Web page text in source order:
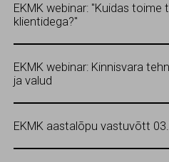
EKMK webinar: "Kuidas toime
klientidega?"
EKMK webinar: Kinnisvara
ja valud
EKMK aastalõpu vastuvõtt